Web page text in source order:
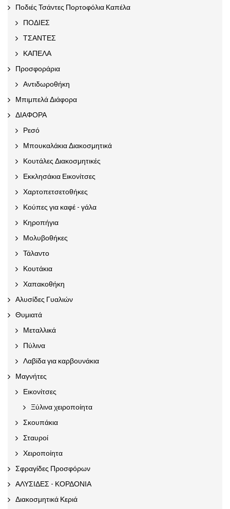
Ποδιές Τσάντες Πορτοφόλια Καπέλα
ΠΟΔΙΕΣ
ΤΣΑΝΤΕΣ
ΚΑΠΕΛΑ
Προσφοράρια
Αντιδωροθήκη
Μπιμπελά Διάφορα
ΔΙΑΦΟΡΑ
Ρεσό
Μπουκαλάκια Διακοσμητικά
Κουτάλες Διακοσμητικές
Εκκλησάκια Εικονίτσες
Χαρτοπετσετοθήκες
Κούπες για καφέ - γάλα
Κηροπήγια
Μολυβοθήκες
Τάλαντο
Κουτάκια
Χαπακοθήκη
Αλυσίδες Γυαλιών
Θυμιατά
Μεταλλικά
Πύλινα
Λαβίδα για καρβουνάκια
Μαγνήτες
Εικονίτσες
Ξύλινα χειροποίητα
Σκουπάκια
Σταυροί
Χειροποίητα
Σφραγίδες Προσφόρων
ΑΛΥΣΙΔΕΣ - ΚΟΡΔΟΝΙΑ
Διακοσμητικά Κεριά